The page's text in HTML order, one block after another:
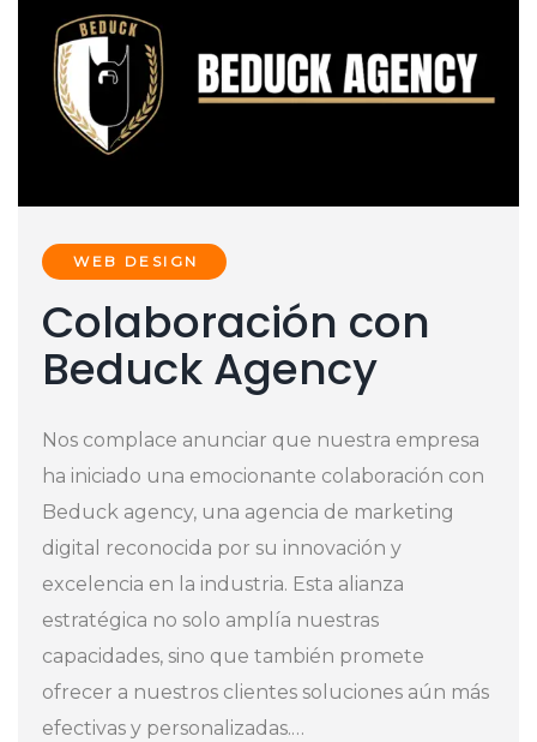
WEB DESIGN
Colaboración con
Beduck Agency
Nos complace anunciar que nuestra empresa
ha iniciado una emocionante colaboración con
Beduck agency, una agencia de marketing
digital reconocida por su innovación y
excelencia en la industria. Esta alianza
estratégica no solo amplía nuestras
capacidades, sino que también promete
ofrecer a nuestros clientes soluciones aún más
efectivas y personalizadas.…